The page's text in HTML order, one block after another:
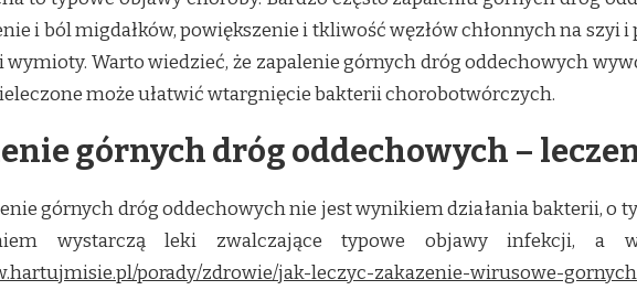
i ból migdałków, powiększenie i tkliwość węzłów chłonnych na
wymioty. Warto wiedzieć, że zapalenie górnych dróg oddechowych
może ułatwić wtargnięcie bakterii chorobotwórczych.
górnych dróg oddechowych –
górnych dróg oddechowych nie jest wynikiem działania bakterii, o
wystarczą leki zwalczające typowe objawy infekcji, a
porady/zdrowie/jak-leczyc-zakazenie-wirusowe-